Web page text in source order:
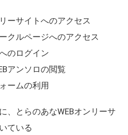
ーサイトへのアクセス
クルページへのアクセス
のログイン
アンソロの閲覧
ームの利用
、とらのあなWEBオンリーサ
ている